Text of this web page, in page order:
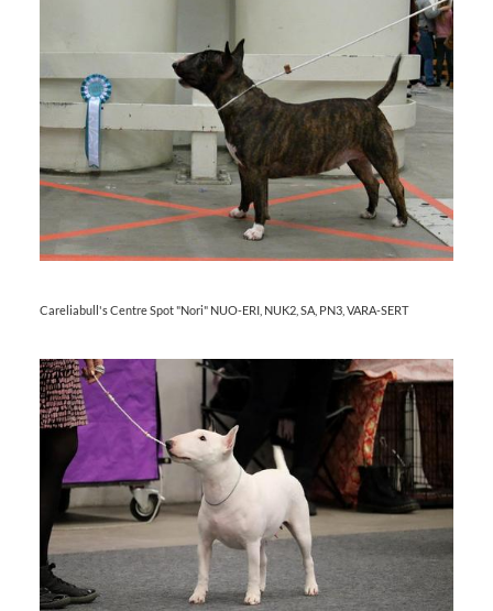
Careliabull's Centre Spot "Nori" NUO-ERI, NUK2, SA, PN3, VARA-SERT